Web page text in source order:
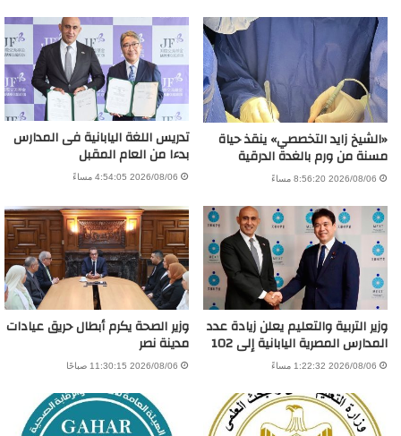
«الشيخ زايد التخصصي» ينقذ حياة
مسنة من ورم بالغدة الدرقية
2026/08/06 8:56:20 مساءً
تدريس اللغة اليابانية فى المدارس
بدءا من العام المقبل
2026/08/06 4:54:05 مساءً
وزير التربية والتعليم يعلن زيادة عدد
المدارس المصرية اليابانية إلى 102
2026/08/06 1:22:32 مساءً
وزير الصحة يكرم أبطال حريق عيادات
مدينة نصر
2026/08/06 11:30:15 صباحًا